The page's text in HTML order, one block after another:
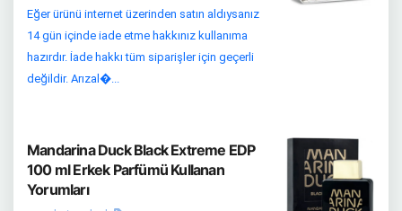
Eğer ürünü internet üzerinden satın aldıysanız
14 gün içinde iade etme hakkınız kullanıma
hazırdır. İade hakkı tüm siparişler için geçerli
değildir. Arızal�...
Mandarina Duck Black Extreme EDP
100 ml Erkek Parfümü Kullanan
Yorumları